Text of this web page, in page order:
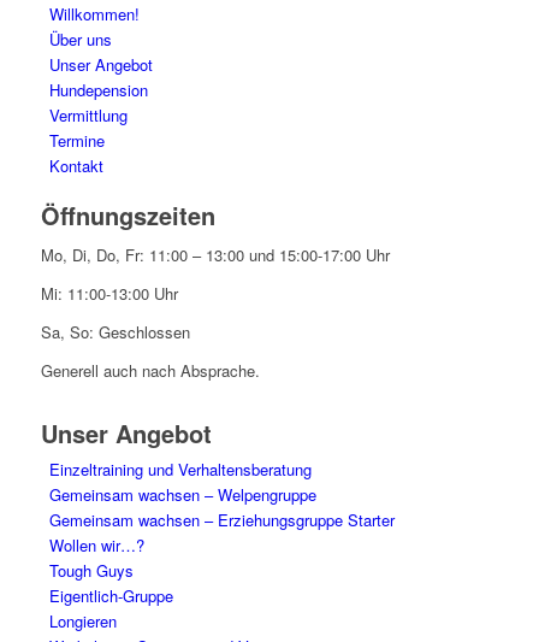
Willkommen!
Über uns
Unser Angebot
Hundepension
Vermittlung
Termine
Kontakt
Öffnungszeiten
Mo, Di, Do, Fr: 11:00 – 13:00 und 15:00-17:00 Uhr
Mi: 11:00-13:00 Uhr
Sa, So: Geschlossen
Generell auch nach Absprache.
Unser Angebot
Einzeltraining und Verhaltensberatung
Gemeinsam wachsen – Welpengruppe
Gemeinsam wachsen – Erziehungsgruppe Starter
Wollen wir…?
Tough Guys
Eigentlich-Gruppe
Longieren